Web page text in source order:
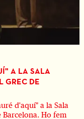
A LA SALA
GREC DE
d'aquí" a la Sala
Barcelona. Ho fem